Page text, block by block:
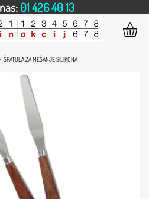
01 426 40 13
ŠPATULA ZA MEŠANJE SILIKONA